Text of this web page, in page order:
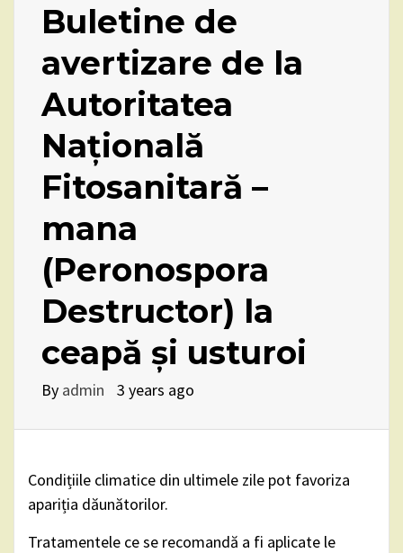
Buletine de
avertizare de la
Autoritatea
Națională
Fitosanitară –
mana
(Peronospora
Destructor) la
ceapă și usturoi
By admin 3 years ago
Condițiile climatice din ultimele zile pot favoriza
apariția dăunătorilor.
Tratamentele ce se recomandă a fi aplicate le